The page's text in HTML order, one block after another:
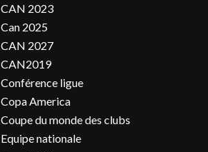
CAN 2023
Can 2025
CAN 2027
CAN2019
Conférence ligue
Copa America
Coupe du monde des clubs
Equipe nationale